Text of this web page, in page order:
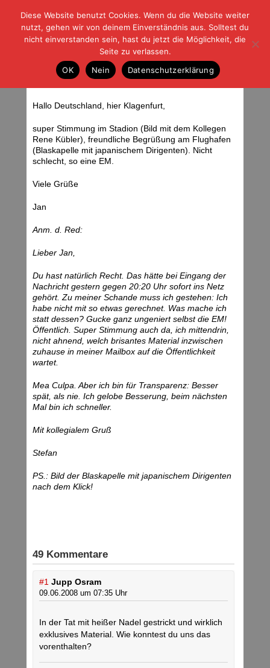
| | |BLOG-GFußball und der Rest
HOME|REGELN|IMPRESSUM |DATENSCHUTZ
Blog, schnell ins Netz
Montag, 09.06.08 | 06:51 Uhr
Hallo Deutschland, hier Klagenfurt,
super Stimmung im Stadion (Bild mit dem Kollegen
Rene Kübler), freundliche Begrüßung am Flughafen
(Blaskapelle mit japanischem Dirigenten). Nicht
schlecht, so eine EM.
Viele Grüße
Jan
Anm. d. Red:
Lieber Jan,
Du hast natürlich Recht. Das hätte bei Eingang der
Nachricht gestern gegen 20:20 Uhr sofort ins Netz
gehört. Zu meiner Schande muss ich gestehen: Ich
habe nicht mit so etwas gerechnet. Was mache ich
statt dessen? Gucke ganz ungeniert selbst die EM!
Öffentlich. Super Stimmung auch da, ich mittendrin,
nicht ahnend, welch brisantes Material inzwischen
zuhause in meiner Mailbox auf die Öffentlichkeit
wartet.
Mea Culpa. Aber ich bin für Transparenz: Besser
spät, als nie. Ich gelobe Besserung, beim nächsten
Mal bin ich schneller.
Mit kollegialem Gruß
Stefan
PS.: Bild der Blaskapelle mit japanischem Dirigenten
nach dem Klick!
49 Kommentare
#1 Jupp Osram
09.06.2008 um 07:35 Uhr
In der Tat mit heißer Nadel gestrickt und wirklich
exklusives Material. Wie konntest du uns das
vorenthalten?
Diese Website benutzt Cookies. Wenn du die Website weiter
nutzt, gehen wir von deinem Einverständnis aus. Solltest du
nicht einverstanden sein, hast du jetzt die Möglichkeit, die
Seite zu verlassen.
OK
Nein Datenschutzerklärung